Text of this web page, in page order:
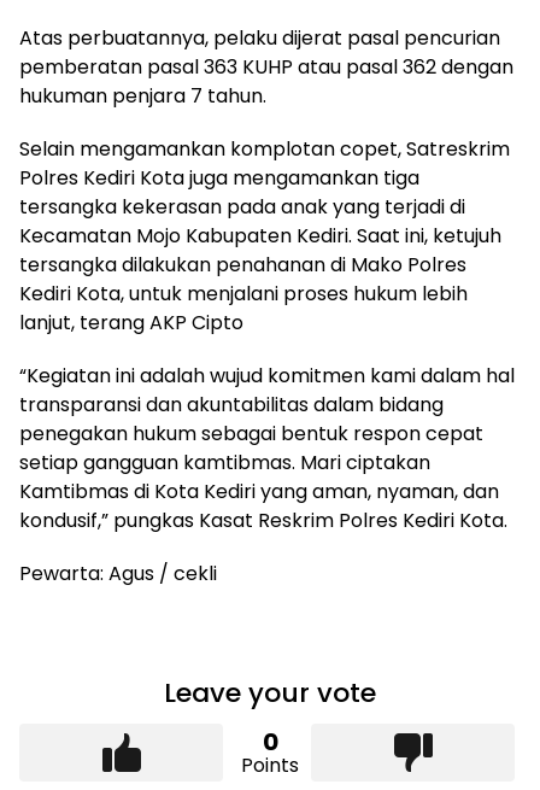
Atas perbuatannya, pelaku dijerat pasal pencurian
pemberatan pasal 363 KUHP atau pasal 362 dengan
hukuman penjara 7 tahun.
Selain mengamankan komplotan copet, Satreskrim
Polres Kediri Kota juga mengamankan tiga
tersangka kekerasan pada anak yang terjadi di
Kecamatan Mojo Kabupaten Kediri. Saat ini, ketujuh
tersangka dilakukan penahanan di Mako Polres
Kediri Kota, untuk menjalani proses hukum lebih
lanjut, terang AKP Cipto
“Kegiatan ini adalah wujud komitmen kami dalam hal
transparansi dan akuntabilitas dalam bidang
penegakan hukum sebagai bentuk respon cepat
setiap gangguan kamtibmas. Mari ciptakan
Kamtibmas di Kota Kediri yang aman, nyaman, dan
kondusif,” pungkas Kasat Reskrim Polres Kediri Kota.
Pewarta: Agus / cekli
Leave your vote
0
Points